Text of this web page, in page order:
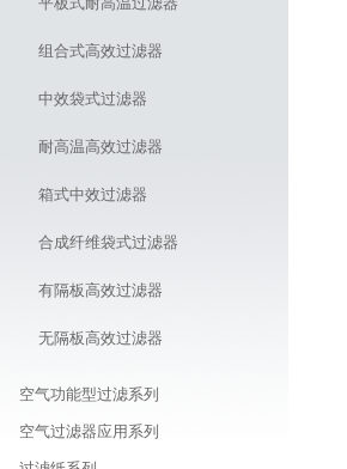
组合式高效过滤器
中效袋式过滤器
耐高温高效过滤器
箱式中效过滤器
合成纤维袋式过滤器
有隔板高效过滤器
无隔板高效过滤器
空气功能型过滤系列
空气过滤器应用系列